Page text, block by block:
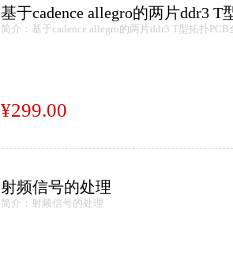
基于cadence allegro的两片ddr3
简介：基于cadence allegro的两片ddr3 T型拓扑
¥299.00
射频信号的处理
简介：射频信号的处理